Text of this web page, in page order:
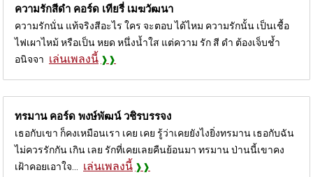
ความรักสีดำ คอร์ด เทียรี่ เมฆวัฒนา
ความรักนั่น แท้จริงสีอะไร ใคร จะตอบ ได้ไหม ความรักนั้น เป็นเชื้อ
ไฟเผาไหม้ หรือเป็น หยด หนึ่งน้ำใส แต่ความ รัก สี ดำ ต้องเจ็บช้ำ
อนิจจา เล่นเพลงนี้
ทรมาน คอร์ด พงษ์พัฒน์ วชิรบรรจง
เธอกับเขา ก็คงเหมือนเรา เคย เคย รู้ว่าเคยยังไงยิ่งทรมาน เธอกับฉัน
ไม่ควรรักกัน เกิน เลย รักที่เคยเลยคืนย้อนมา ทรมาน ป่านนี้เขาคง
เฝ้าคอยเอาใจ...
เล่นเพลงนี้